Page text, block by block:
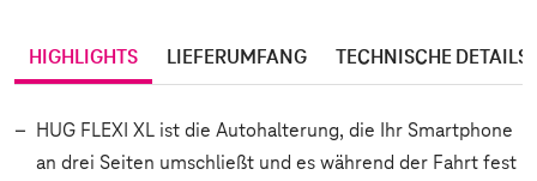
HIGHLIGHTS LIEFERUMFANG TECHNISCHE DETAILS
HUG FLEXI XL ist die Autohalterung, die Ihr Smartphone
an drei Seiten umschließt und es während der Fahrt fest